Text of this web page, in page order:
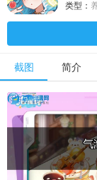
类型：
截图 简介